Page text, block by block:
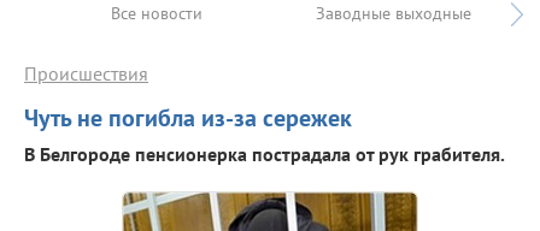
Все новости Заводные выходные
Чуть не погибла из-за сережек
Происшествия
В Белгороде пенсионерка пострадала от рук грабителя.